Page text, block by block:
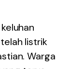
listrik
Warga